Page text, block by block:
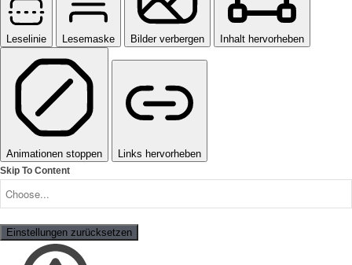
Leselinie Lesemaske Bilder verbergen Inhalt hervorheben
Animationen stoppen Links hervorheben
Skip To Content
Einstellungen zurücksetzen